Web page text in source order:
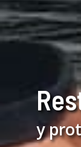
y